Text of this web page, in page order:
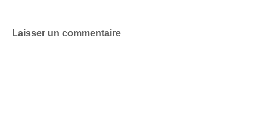
Laisser un commentaire